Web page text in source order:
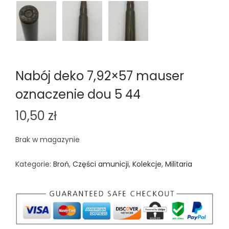
Nabój deko 7,92×57 mauser
oznaczenie dou 5 44
10,50 zł
Brak w magazynie
Kategorie: Broń, Części amunicji, Kolekcje, Militaria